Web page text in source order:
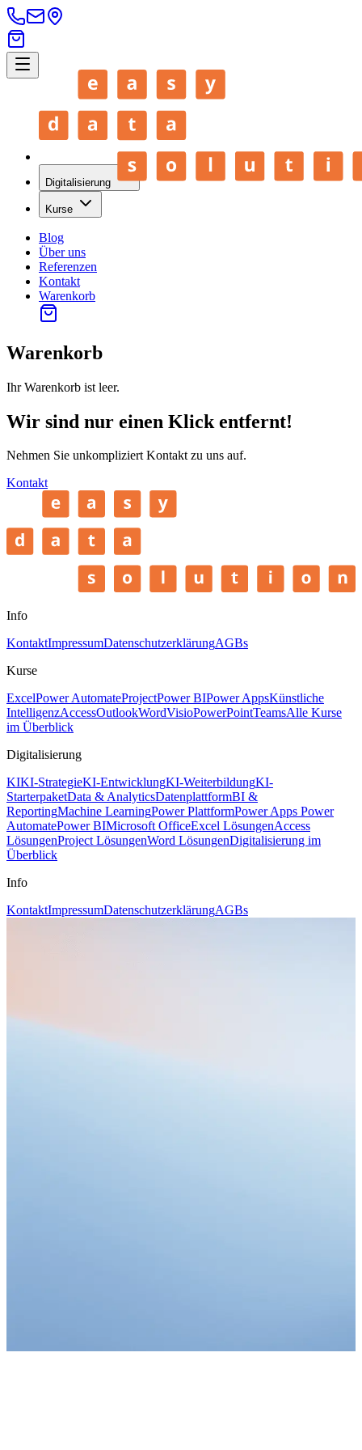
Digitalisierung
Kurse
Blog
Über uns
Referenzen
Kontakt
Warenkorb
Warenkorb
Ihr Warenkorb ist leer.
Wir sind nur einen Klick entfernt!
Nehmen Sie unkompliziert Kontakt zu uns auf.
Kontakt
Info
KontaktImpressumDatenschutzerklärungAGBs
Kurse
ExcelPower AutomateProjectPower BIPower AppsKünstliche
IntelligenzAccessOutlookWordVisioPowerPointTeamsAlle Kurse
im Überblick
Digitalisierung
KIKI-StrategieKI-EntwicklungKI-WeiterbildungKI-
StarterpaketData & AnalyticsDatenplattformBI &
ReportingMachine LearningPower PlattformPower Apps Power
AutomatePower BIMicrosoft OfficeExcel LösungenAccess
LösungenProject LösungenWord LösungenDigitalisierung im
Überblick
Info
KontaktImpressumDatenschutzerklärungAGBs